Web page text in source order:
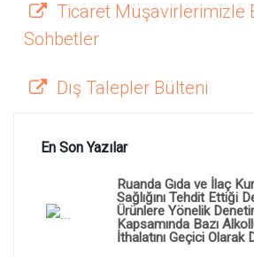
Ticaret Müşavirlerimizle
Sohbetler
Dış Talepler Bülteni
En Son Yazılar
Ruanda Gıda ve İlaç
Sağlığını Tehdit Ettiği
Ürünlere Yönelik
Kapsamında Bazı
İthalatını Geçici Olarak